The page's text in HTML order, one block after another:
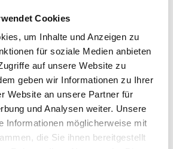
Cookies
um Inhalte und Anzeigen zu
für soziale Medien anbieten
auf unsere Website zu
geben wir Informationen zu Ihrer
Website an unsere Partner für
und Analysen weiter. Unsere
Informationen möglicherweise mit
die Sie ihnen bereitgestellt